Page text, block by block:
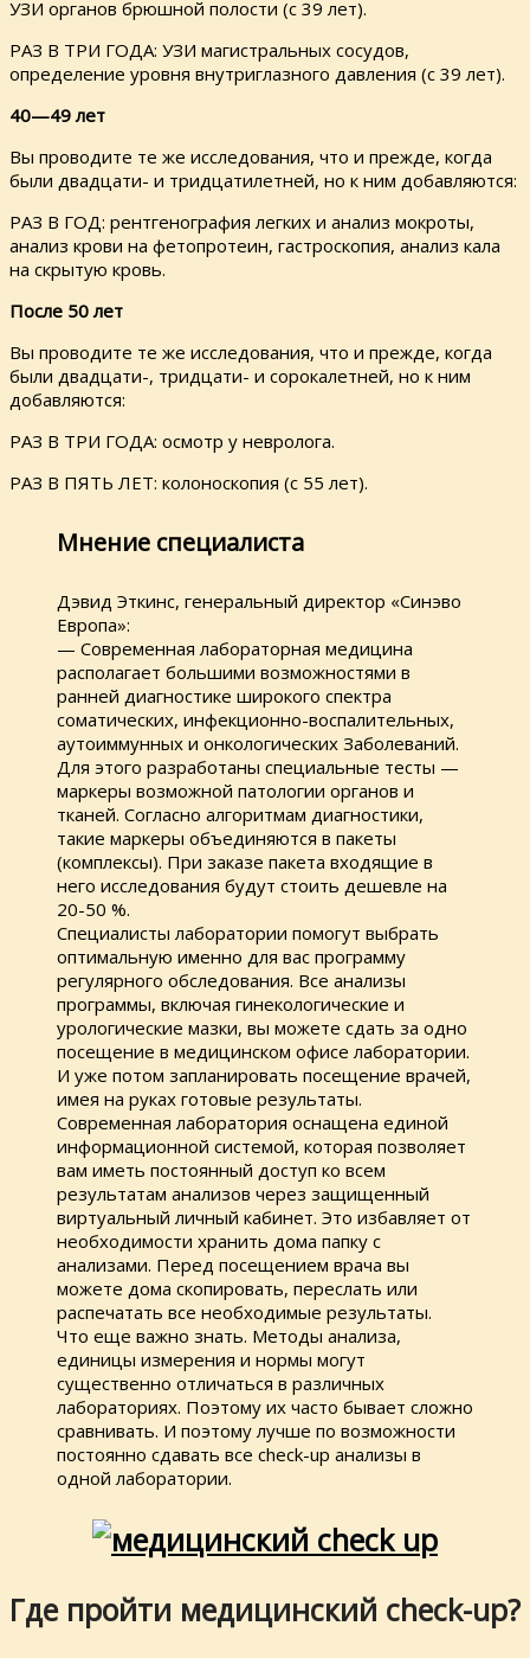
УЗИ органов брюшной полости (с 39 лет).
РАЗ В ТРИ ГОДА: УЗИ магистральных сосудов,
определение уровня внутриглазного давления (с 39 лет).
40—49 лет
Вы проводите те же исследования, что и прежде, когда
были двадцати- и тридцатилетней, но к ним добавляются:
РАЗ В ГОД: рентгенография легких и анализ мокроты,
анализ крови на фетопротеин, гастроскопия, анализ кала
на скрытую кровь.
После 50 лет
Вы проводите те же исследования, что и прежде, когда
были двадцати-, тридцати- и сорокалетней, но к ним
добавляются:
РАЗ В ТРИ ГОДА: осмотр у невролога.
РАЗ В ПЯТЬ ЛЕТ: колоноскопия (с 55 лет).
Мнение специалиста
Дэвид Эткинс, генеральный директор «Синэво
Европа»:
— Современная лабораторная медицина
располагает большими возможностями в
ранней диагностике широкого спектра
соматических, инфекционно-воспалительных,
аутоиммунных и онкологических Заболеваний.
Для этого разработаны специальные тесты —
маркеры возможной патологии органов и
тканей. Согласно алгоритмам диагностики,
такие маркеры объединяются в пакеты
(комплексы). При заказе пакета входящие в
него исследования будут стоить дешевле на
20-50 %.
Специалисты лаборатории помогут выбрать
оптимальную именно для вас программу
регулярного обследования. Все анализы
программы, включая гинекологические и
урологические мазки, вы можете сдать за одно
посещение в медицинском офисе лаборатории.
И уже потом запланировать посещение врачей,
имея на руках готовые результаты.
Современная лаборатория оснащена единой
информационной системой, которая позволяет
вам иметь постоянный доступ ко всем
результатам анализов через защищенный
виртуальный личный кабинет. Это избавляет от
необходимости хранить дома папку с
анализами. Перед посещением врача вы
можете дома скопировать, переслать или
распечатать все необходимые результаты.
Что еще важно знать. Методы анализа,
единицы измерения и нормы могут
существенно отличаться в различных
лабораториях. Поэтому их часто бывает сложно
сравнивать. И поэтому лучше по возможности
постоянно сдавать все check-up анализы в
одной лаборатории.
Где пройти медицинский check-up?